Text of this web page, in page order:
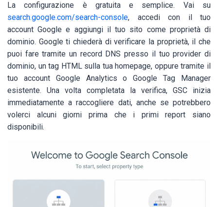
La configurazione è gratuita e semplice. Vai su
search.google.com/search-console, accedi con il tuo
account Google e aggiungi il tuo sito come proprietà di
dominio. Google ti chiederà di verificare la proprietà, il che
puoi fare tramite un record DNS presso il tuo provider di
dominio, un tag HTML sulla tua homepage, oppure tramite il
tuo account Google Analytics o Google Tag Manager
esistente. Una volta completata la verifica, GSC inizia
immediatamente a raccogliere dati, anche se potrebbero
volerci alcuni giorni prima che i primi report siano
disponibili.